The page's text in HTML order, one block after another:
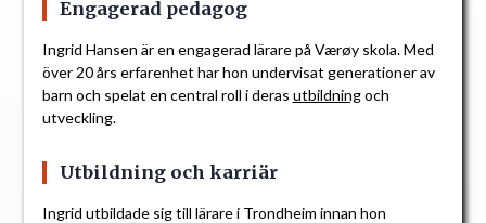
Engagerad pedagog
Ingrid Hansen är en engagerad lärare på Værøy skola. Med
över 20 års erfarenhet har hon undervisat generationer av
barn och spelat en central roll i deras utbildningoch
utveckling.
Utbildning och karriär
Ingrid utbildade sig till lärare i Trondheim innan hon